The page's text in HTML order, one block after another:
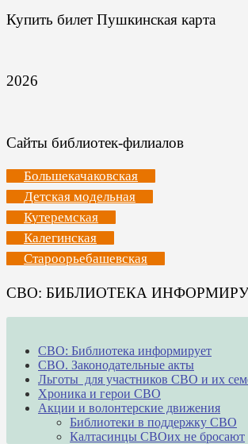
Купить билет Пушкинская карта
2026
Сайты библиотек-филиалов
Большекачаковская
Детская модельная
Кутеремская
Калегинская
Староорьебашевская
СВО: БИБЛИОТЕКА
СВО: Библиотека информирует
СВО. Законодательные акты
Льготы для участников СВО и их
Хроника и герои СВО
Акции и волонтерские движения
Библиотеки в поддержку СВО
Калтасинцы СВОих не бросают